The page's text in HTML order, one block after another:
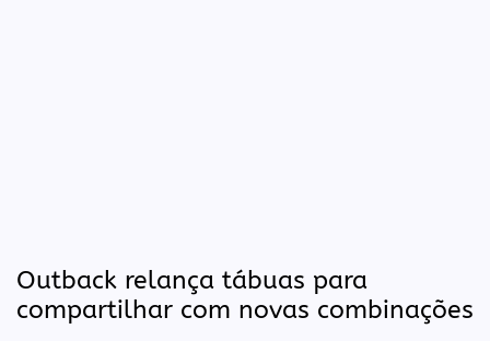
Outback relança tábuas para
compartilhar com novas combinações